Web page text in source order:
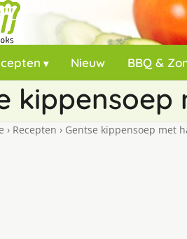
Nieuw BBQ &
› Recepten › Gentse kippensoep met